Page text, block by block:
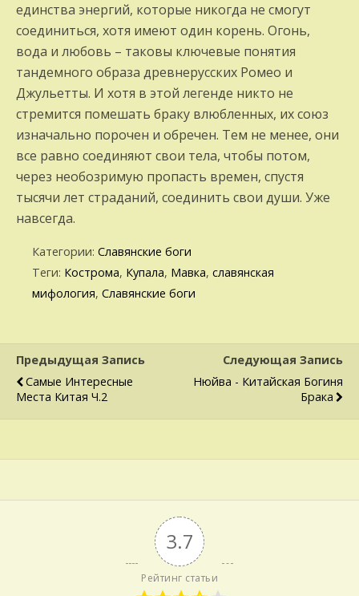
единства энергий, которые никогда не смогут
соединиться, хотя имеют один корень. Огонь,
вода и любовь – таковы ключевые понятия
тандемного образа древнерусских Ромео и
Джульетты. И хотя в этой легенде никто не
стремится помешать браку влюбленных, их союз
изначально порочен и обречен. Тем не менее, они
все равно соединяют свои тела, чтобы потом,
через необозримую пропасть времен, спустя
тысячи лет страданий, соединить свои души. Уже
навсегда.
Категории: Славянские боги
Теги: Кострома, Купала, Мавка, славянская
мифология, Славянские боги
Предыдущая Запись
Самые Интересные
Места Китая Ч.2
Следующая Запись
Нюйва - Китайская Богиня
Брака
3.7
Рейтинг статьи